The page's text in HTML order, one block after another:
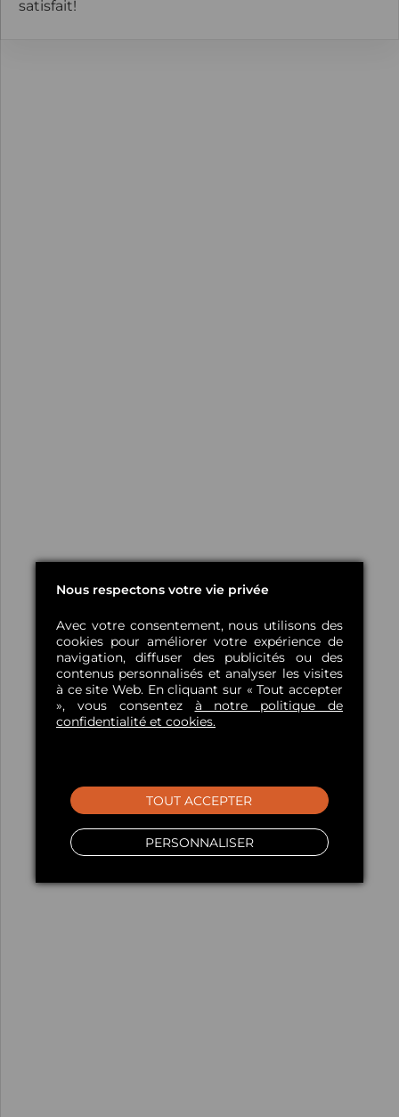
satisfait!
Nous respectons votre vie privée
Avec votre consentement, nous utilisons des
cookies pour améliorer votre expérience de
navigation, diffuser des publicités ou des
contenus personnalisés et analyser les visites
à ce site Web. En cliquant sur « Tout accepter
», vous consentez à notre politique de
confidentialité et cookies.
PERSONNALISER
TOUT ACCEPTER